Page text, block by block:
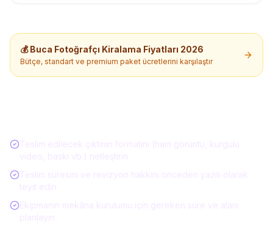
💰Buca Fotoğrafçı Kiralama Fiyatları 2026
Bütçe, standart ve premium paket ücretlerini karşılaştır